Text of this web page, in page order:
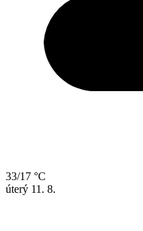
33/17 °C
úterý 11. 8.